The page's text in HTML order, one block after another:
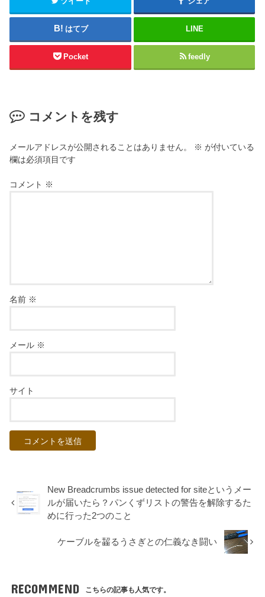
はてブ LINE
Pocket feedly
コメントを残す
メールアドレスが公開されることはありません。 ※ が付いている
欄は必須項目です
コメント ※
名前 ※
メール ※
サイト
New Breadcrumbs issue detected for siteというメー
ルが届いたら？パンくずリストの警告を解除するた
めに行った2つのこと
ケーブルを齧るうさぎとの仁義なき闘い
RECOMMEND こちらの記事も人気です。